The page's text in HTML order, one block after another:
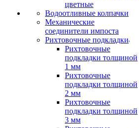
цветные
Водоотливные колпачки
Механические
соединители импоста
Рихтовочные подкладки
Рихтовочные
подкладки толщиной
1 мм
Рихтовочные
подкладки толщиной
2 мм
Рихтовочные
подкладки толщиной
3 мм